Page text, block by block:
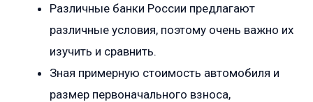
Различные банки России предлагают
различные условия, поэтому очень важно их
изучить и сравнить.
Зная примерную стоимость автомобиля и
размер первоначального взноса,